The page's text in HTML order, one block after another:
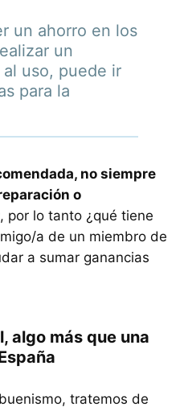
un ahorro en los
un
uso, puede ir
para la
no siempre
o
, por lo tanto ¿qué tiene
a de un miembro de
a sumar ganancias
algo más que una
tratemos de